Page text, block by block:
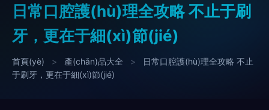
日常口腔護(hù)理全攻略 不止于刷
牙，更在于細(xì)節(jié)
首頁(yè) > 產(chǎn)品大全 >
日常口腔護(hù)理全攻略 不止
于刷牙，更在于細(xì)節(jié)